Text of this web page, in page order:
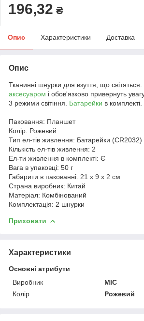
196,32 ₴
Опис Характеристики Доставка
Опис
Тканинні шнурки для взуття, що
аксесуаром і обов'язково привернуть
3 режими світіння. Батарейки в комплекті.
Паковання: Планшет
Колір: Рожевий
Тип ел-тів живлення: Батарейки (CR2032)
Кількість ел-тів живлення: 2
Ел-ти живлення в комплекті: Є
Вага в упаковці: 50 г
Габарити в пакованні: 21 x 9 x 2 см
Страна виробник: Китай
Матеріал: Комбінований
Комплектація: 2 шнурки
Приховати
Характеристики
Основні атрибути
Виробник
MIC
Колір
Рожевий